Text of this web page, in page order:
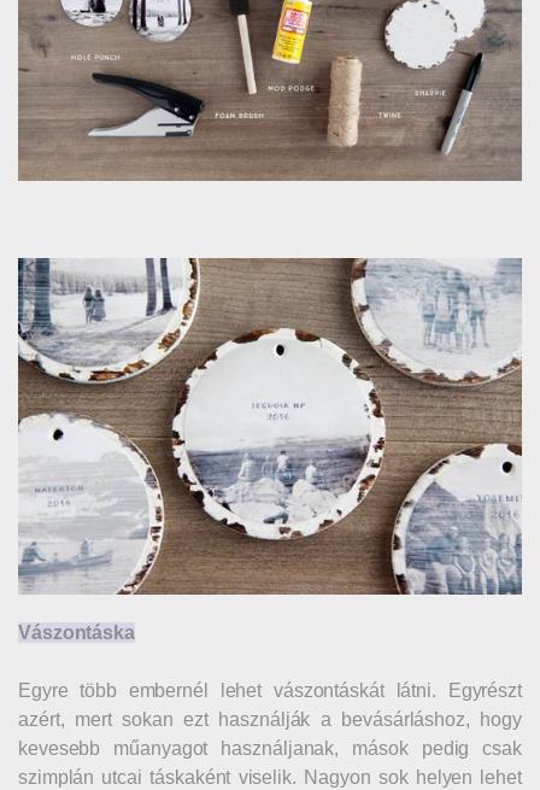
Vászontáska
Egyre több embernél lehet vászontáskát látni. Egyrészt
azért, mert sokan ezt használják a bevásárláshoz, hogy
kevesebb műanyagot használjanak, mások pedig csak
szimplán utcai táskaként viselik. Nagyon sok helyen lehet